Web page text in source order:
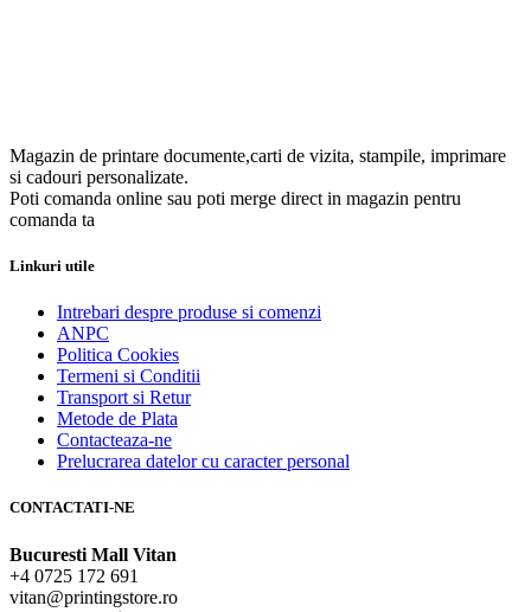
Magazin de printare documente,carti de vizita, stampile, imprimare
si cadouri personalizate.
Poti comanda online sau poti merge direct in magazin pentru
comanda ta
Linkuri utile
Intrebari despre produse si comenzi
ANPC
Politica Cookies
Termeni si Conditii
Transport si Retur
Metode de Plata
Contacteaza-ne
Prelucrarea datelor cu caracter personal
CONTACTATI-NE
Bucuresti Mall Vitan
+4 0725 172 691
vitan@printingstore.ro